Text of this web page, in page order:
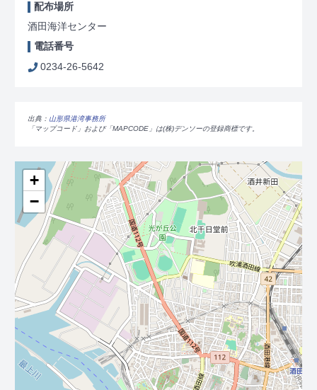
配布場所
酒田海洋センター
電話番号
0234-26-5642
出典： 山形県港湾事務所
「マップコード」および「MAPCODE」は(株)デンソーの登録商標です。
+
−